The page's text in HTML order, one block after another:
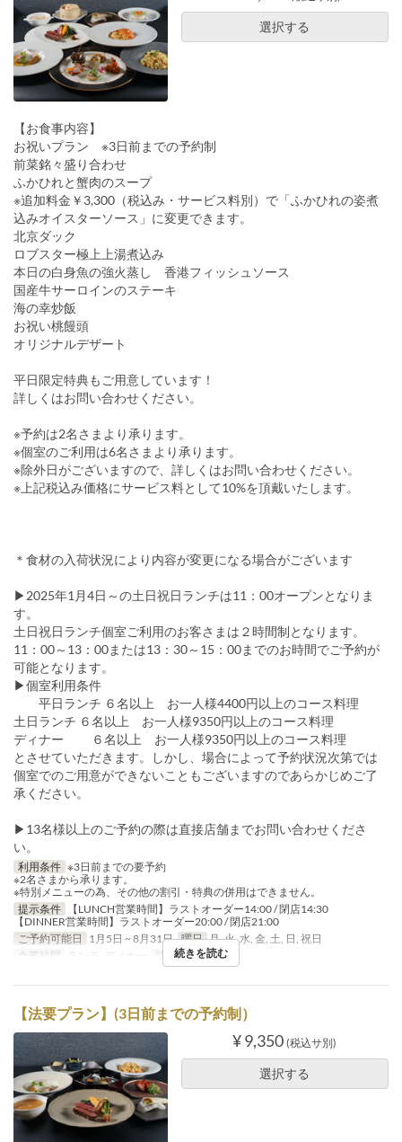
選択する
【お食事内容】
お祝いプラン ※3日前までの予約制
前菜銘々盛り合わせ
ふかひれと蟹肉のスープ
※追加料金￥3,300（税込み・サービス料別）で「ふかひれの姿煮
込みオイスターソース」に変更できます。
北京ダック
ロブスター極上上湯煮込み
本日の白身魚の強火蒸し 香港フィッシュソース
国産牛サーロインのステーキ
海の幸炒飯
お祝い桃饅頭
オリジナルデザート
平日限定特典もご用意しています！
詳しくはお問い合わせください。
※予約は2名さまより承ります。
※個室のご利用は6名さまより承ります。
※除外日がございますので、詳しくはお問い合わせください。
※上記税込み価格にサービス料として10%を頂戴いたします。
＊食材の入荷状況により内容が変更になる場合がございます
▶2025年1月4日～の土日祝日ランチは11：00オープンとなりま
す。
土日祝日ランチ個室ご利用のお客さまは２時間制となります。
11：00～13：00または13：30～15：00までのお時間でご予約が
可能となります。
▶個室利用条件
平日ランチ ６名以上 お一人様4400円以上のコース料理
土日ランチ ６名以上 お一人様9350円以上のコース料理
ディナー ６名以上 お一人様9350円以上のコース料理
とさせていただきます。しかし、場合によって予約状況次第では
個室でのご用意ができないこともございますのであらかじめご了
承ください。
▶13名様以上のご予約の際は直接店舗までお問い合わせくださ
い。
利用条件 ※3日前までの要予約
※2名さまから承ります。
※特別メニューの為、その他の割引・特典の併用はできません。
提示条件
【LUNCH営業時間】ラストオーダー14:00 / 閉店14:30
【DINNER営業時間】ラストオーダー20:00 / 閉店21:00
ご予約可能日
1月5日 ~ 8月31日 曜日 月, 火, 水, 金, 土, 日, 祝日
食事時間
ランチ, ディナー 注文数制限 2 ~
続きを読む
【法要プラン】(3日前までの予約制）
¥ 9,350 (税込サ別)
選択する